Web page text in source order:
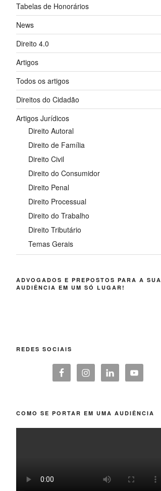
Tabelas de Honorários
News
Direito 4.0
Artigos
Todos os artigos
Direitos do Cidadão
Artigos Jurídicos
Direito Autoral
Direito de Família
Direito Civil
Direito do Consumidor
Direito Penal
Direito Processual
Direito do Trabalho
Direito Tributário
Temas Gerais
ADVOGADOS E PREPOSTOS PARA A SUA
AUDIÊNCIA EM UM SÓ LUGAR!
REDES SOCIAIS
COMO SE PORTAR EM UMA AUDIÊNCIA